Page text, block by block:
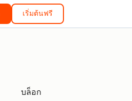
เริ่มต้นฟรี
บล็อก